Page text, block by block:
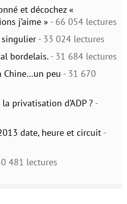
et décochez «
j’aime » - 66 054 lectures
singulier - 33 024 lectures
bordelais. - 31 684 lectures
Chine…un peu - 31 670
privatisation d’ADP ? -
date, heure et circuit -
481 lectures